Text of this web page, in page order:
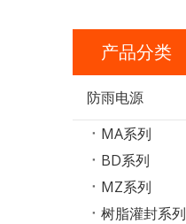
产品分类
防雨电源
MA系列
BD系列
MZ系列
树脂灌封系列